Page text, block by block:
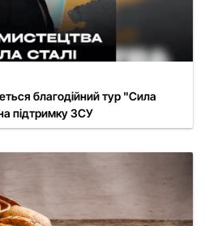
благодійний тур "Сила
підтримку ЗСУ